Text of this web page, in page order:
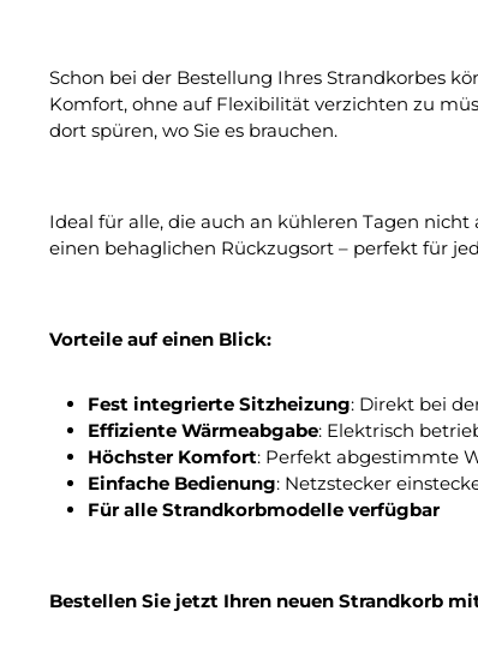
Schon bei der Bestellung Ihres Strandkorbes
Komfort, ohne auf Flexibilität verzichten zu
dort spüren, wo Sie es brauchen.
Ideal für alle, die auch an kühleren Tagen
einen behaglichen Rückzugsort – perfekt für
Vorteile auf einen Blick:
Fest integrierte Sitzheizung: Direkt bei
Effiziente Wärmeabgabe: Elektrisch
Höchster Komfort: Perfekt abgestimmte
Einfache Bedienung: Netzstecker
Für alle Strandkorbmodelle verfügbar
Bestellen Sie jetzt Ihren neuen Strandkorb